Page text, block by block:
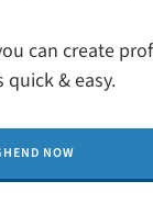
can create
quick & easy.
NOW